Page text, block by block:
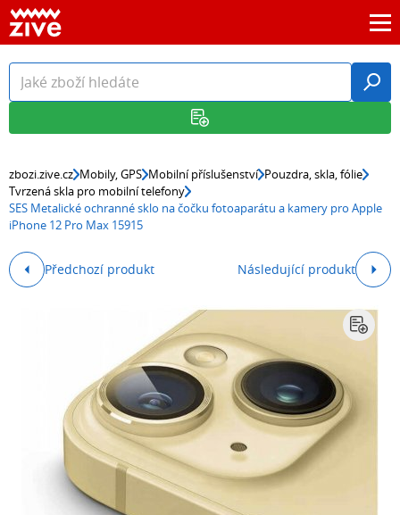
zbozi.zive.cz Mobily, GPS Mobilní příslušenství Pouzdra, skla, fólie
Tvrzená skla pro mobilní telefony
SES Metalické ochranné sklo na čočku fotoaparátu a kamery pro Apple
iPhone 12 Pro Max 15915
Předchozí produkt Následující produkt